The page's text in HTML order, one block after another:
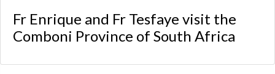
Fr Enrique and Fr Tesfaye visit the
Comboni Province of South Africa